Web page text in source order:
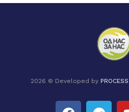
2026 © Developed by